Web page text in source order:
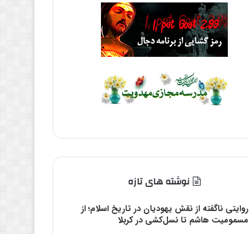
نوشته های تازه
روایتی ناگفته از نقش یهودیان در تاریخ اسلام؛ از
مسمومیت هاشم تا نسل‌کشی در کربلا